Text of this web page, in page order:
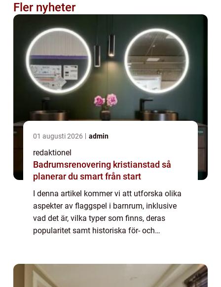
Fler nyheter
01 augusti 2026 admin
redaktionel
Badrumsrenovering kristianstad så
planerar du smart från start
I denna artikel kommer vi att utforska olika
aspekter av flaggspel i barnrum, inklusive
vad det är, vilka typer som finns, deras
popularitet samt historiska för- och